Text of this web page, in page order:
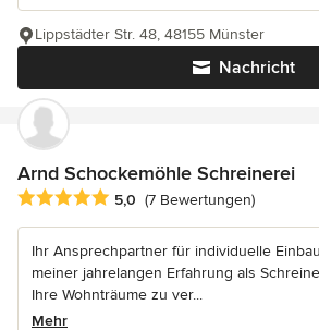
Nachricht
Lippstädter Str. 48, 48155 Münster
Arnd Schockemöhle Schreinerei
Durchschnittliche Bewertung: 5 von 5
5,0 (7 Bewertungen)
Ihr Ansprechpartner für individuelle
meiner jahrelangen Erfahrung als
Ihre Wohnträume zu ver...
Mehr